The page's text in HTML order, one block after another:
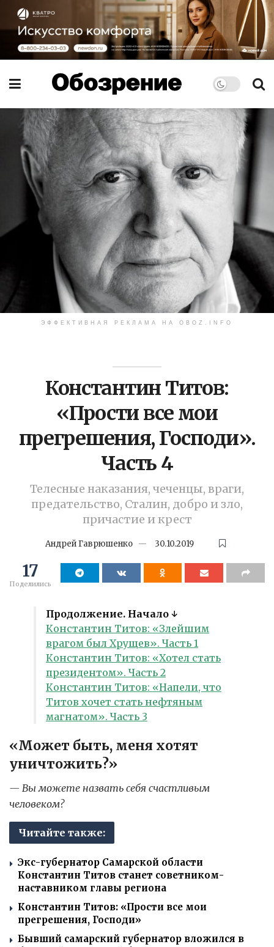
ЭФФЕКТИВНАЯ РЕКЛАМА НА OBOZ.INFO
Константин Титов:
«Прости все мои
прегрешения, Господи».
Часть 4
Телесные наказания, чеченцы, враги,
предательство, Сталин, добро и зло,
причастие и крест
Андрей Гаврюшенко 30.10.2019
17
Поделились
Продолжение. Начало ↓
Константин Титов: «Злейшим
врагом был Хрущев». Часть 1
Константин Титов: «Хотел стать
президентом». Часть 2
Константин Титов: «Напели, что
Титов хочет стать нефтяным
магнатом». Часть 3
«Может быть, меня хотят
уничтожить?»
— Вы можете назвать себя счастливым
человеком?
Читайте также:
Экс-губернатор Самарской области
Константин Титов станет советником-
наставником главы региона
Константин Титов: «Прости все мои
прегрешения, Господи»
Бывший самарский губернатор вложился в